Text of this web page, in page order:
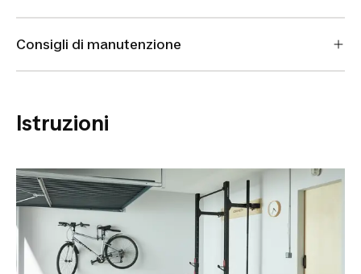
Consigli di manutenzione
Istruzioni